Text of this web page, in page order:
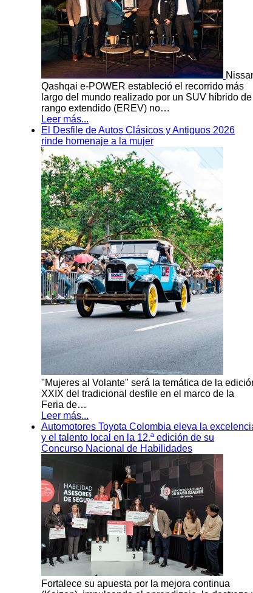
Qashqai e-POWER estableció el recorrido más
largo del mundo realizado por un SUV híbrido de
rango extendido (EREV) no…
Leer más...
El Desfile de Autos Clásicos y Antiguos 2026
rinde homenaje a la mujer
"Mujeres al Volante" será la temática de la
XXIX del tradicional desfile en el marco de la
Feria de…
Leer más...
Automotores Toyota Colombia eleva la
y el talento local en la 12.ª edición de su
Concurso Nacional de Habilidades
Fortalece su apuesta por la mejora continua